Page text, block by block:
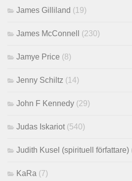
James Gilliland (19)
James McConnell (230)
Jamye Price (8)
Jenny Schiltz (14)
John F Kennedy (29)
Judas Iskariot (540)
Judith Kusel (spirituell författare)
KaRa (7)